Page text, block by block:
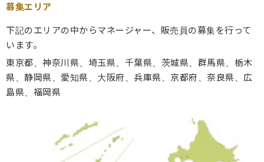
募集エリア
下記のエリアの中からマネージャー、販売員の募集を行って
います。
東京都、神奈川県、埼玉県、千葉県、茨城県、群馬県、栃木
県、静岡県、愛知県、大阪府、兵庫県、京都府、奈良県、広
島県、福岡県